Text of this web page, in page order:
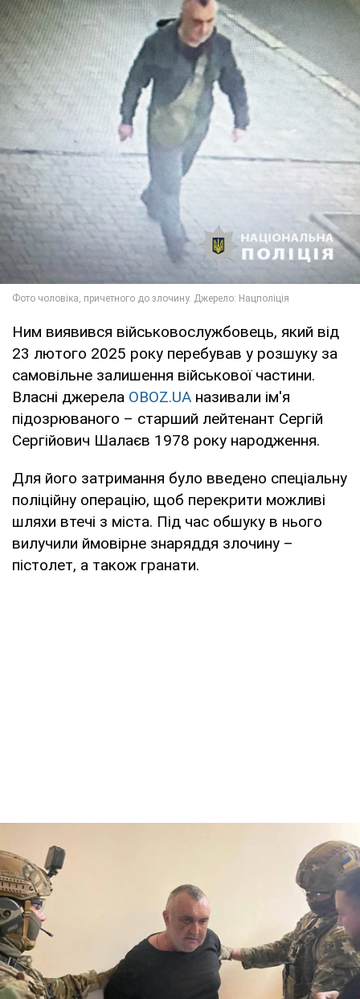
Ним виявився військовослужбовець, який від
23 лютого 2025 року перебував у розшуку за
самовільне залишення військової частини.
Власні джерела OBOZ.UA називали ім'я
підозрюваного – старший лейтенант Сергій
Сергійович Шалаєв 1978 року народження.
Для його затримання було введено спеціальну
поліційну операцію, щоб перекрити можливі
шляхи втечі з міста. Під час обшуку в нього
вилучили ймовірне знаряддя злочину –
пістолет, а також гранати.